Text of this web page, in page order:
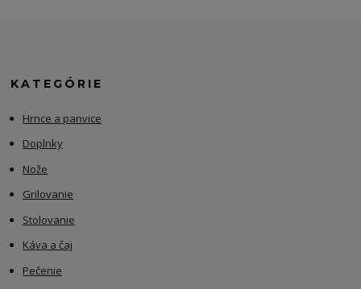
KATEGÓRIE
Hrnce a panvice
Doplnky
Nože
Grilovanie
Stolovanie
Káva a čaj
Pečenie